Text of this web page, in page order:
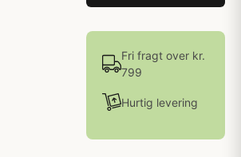
Fri fragt over kr.
799
Hurtig levering